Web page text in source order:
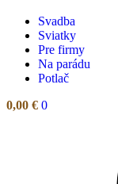
Svadba
Sviatky
Pre firmy
Na parádu
Potlač
0,00 € 0